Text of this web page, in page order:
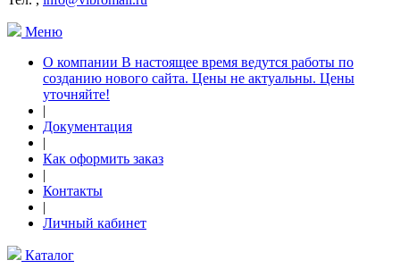
Меню
О компании В настоящее время ведутся работы по
созданию нового сайта. Цены не актуальны. Цены
уточняйте!
|
Документация
|
Как оформить заказ
|
Контакты
|
Личный кабинет
Каталог